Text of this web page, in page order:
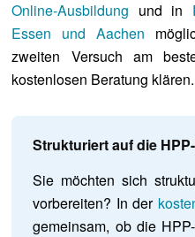
Online-Ausbildung und in
Essen und Aachen
zweiten Versuch am
kostenlosen Beratung klären.
Strukturiert auf die
Sie möchten sich
vorbereiten? In der
gemeinsam, ob die